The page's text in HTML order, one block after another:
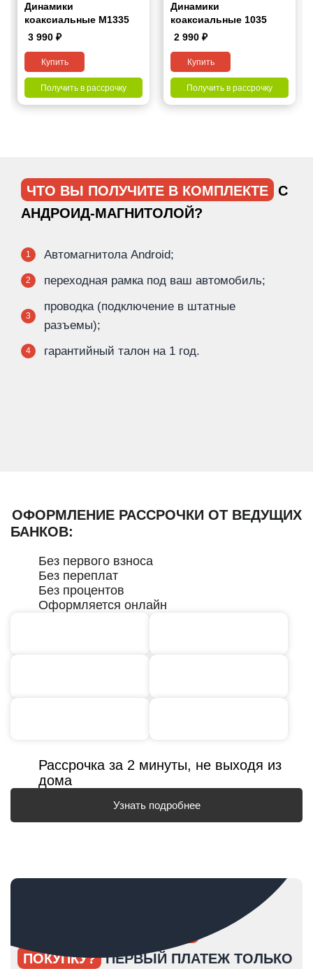
Динамики
коаксиальные M1335
3 990 ₽
Купить
Получить в рассрочку
Динамики
коаксиальные 1035
2 990 ₽
Купить
Получить в рассрочку
ЧТО ВЫ ПОЛУЧИТЕ В КОМПЛЕКТЕ
С
АНДРОИД-МАГНИТОЛОЙ?
1 Автомагнитола Android;
2 переходная рамка под ваш автомобиль;
3
проводка (подключение в штатные
разъемы);
4 гарантийный талон на 1 год.
ОФОРМЛЕНИЕ РАССРОЧКИ ОТ ВЕДУЩИХ
БАНКОВ:
Без первого взноса
Без переплат
Без процентов
Оформляется онлайн
Рассрочка за 2 минуты, не выходя из
дома
Узнать подробнее
ПОКУПКУ? ПЕРВЫЙ ПЛАТЕЖ ТОЛЬКО